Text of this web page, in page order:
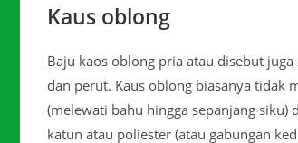
Kaus oblong
Baju kaos oblong pria atau disebut
dan perut. Kaus oblong biasanya tidak
(melewati bahu hingga sepanjang
katun atau poliester (atau gabungan